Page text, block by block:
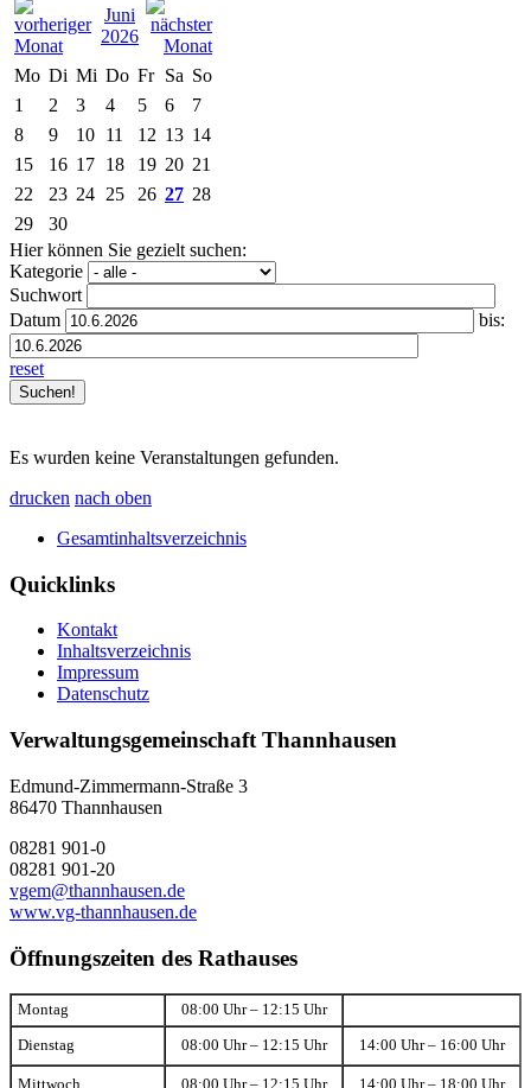
Juni
2026
Mo Di Mi Do Fr Sa So
1
2 3 4 5 6
7
8
9 10 11 12 13 14
15
16 17 18 19 20 21
22
23 24 25 26 27 28
29
30
Hier können Sie gezielt suchen:
Kategorie
Suchwort
Datum
bis:
reset
Es wurden keine Veranstaltungen gefunden.
drucken nach oben
Gesamtinhaltsverzeichnis
Quicklinks
Kontakt
Inhaltsverzeichnis
Impressum
Datenschutz
Verwaltungsgemeinschaft Thannhausen
Edmund-Zimmermann-Straße 3
86470 Thannhausen
08281 901-0
08281 901-20
vgem@thannhausen.de
www.vg-thannhausen.de
Öffnungszeiten des Rathauses
Montag 08:00 Uhr – 12:15 Uhr
Dienstag 08:00 Uhr – 12:15 Uhr 14:00 Uhr – 16:00 Uhr